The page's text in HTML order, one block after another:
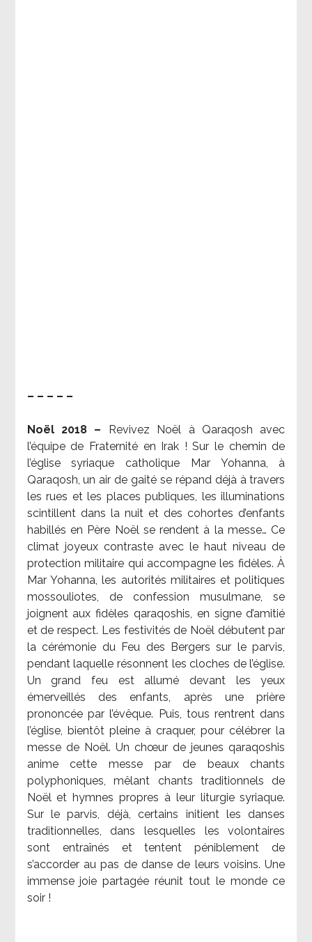
– – – – –
Noël 2018 –
Revivez Noël à Qaraqosh avec
l’équipe de Fraternité en Irak ! Sur le chemin de
l’église syriaque catholique Mar Yohanna, à
Qaraqosh, un air de gaité se répand déjà à travers
les rues et les places publiques, les illuminations
scintillent dans la nuit et des cohortes d’enfants
habillés en Père Noël se rendent à la messe… Ce
climat joyeux contraste avec le haut niveau de
protection militaire qui accompagne les fidèles. À
Mar Yohanna, les autorités militaires et politiques
mossouliotes, de confession musulmane, se
joignent aux fidèles qaraqoshis, en signe d’amitié
et de respect. Les festivités de Noël débutent par
la cérémonie du Feu des Bergers sur le parvis,
pendant laquelle résonnent les cloches de l’église.
Un grand feu est allumé devant les yeux
émerveillés des enfants, après une prière
prononcée par l’évêque. Puis, tous rentrent dans
l’église, bientôt pleine à craquer, pour célébrer la
messe de Noël. Un chœur de jeunes qaraqoshis
anime cette messe par de beaux chants
polyphoniques, mêlant chants traditionnels de
Noël et hymnes propres à leur liturgie syriaque.
Sur le parvis, déjà, certains initient les danses
traditionnelles, dans lesquelles les volontaires
sont entraînés et tentent péniblement de
s’accorder au pas de danse de leurs voisins. Une
immense joie partagée réunit tout le monde ce
soir !